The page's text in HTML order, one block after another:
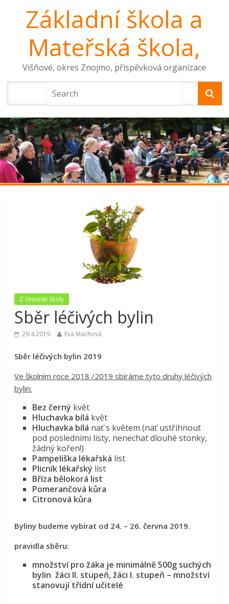
Základní škola a
Mateřská škola,
Višňové, okres Znojmo, příspěvková organizace
Z činnosti školy
Sběr léčivých bylin
29.4.2019 Eva Machová
Sběr léčivých bylin 2019
Ve školním roce 2018 /2019 sbíráme tyto druhy léčivých
bylin:
Bez černý květ
Hluchavka bílá květ
Hluchavka bílá nať s květem (nať ustřihnout
pod posledními listy, nenechat dlouhé stonky,
žádný kořen!)
Pampeliška lékařská list
Plicník lékařský list
Bříza bělokorá list
Pomerančová kůra
Citronová kůra
Byliny budeme vybírat od 24. – 26. června 2019.
pravidla sběru:
množství pro žáka je minimálně 500g suchých
bylin žáci II. stupeň,žáci I. stupeň – množství
stanovují třídní učitelé